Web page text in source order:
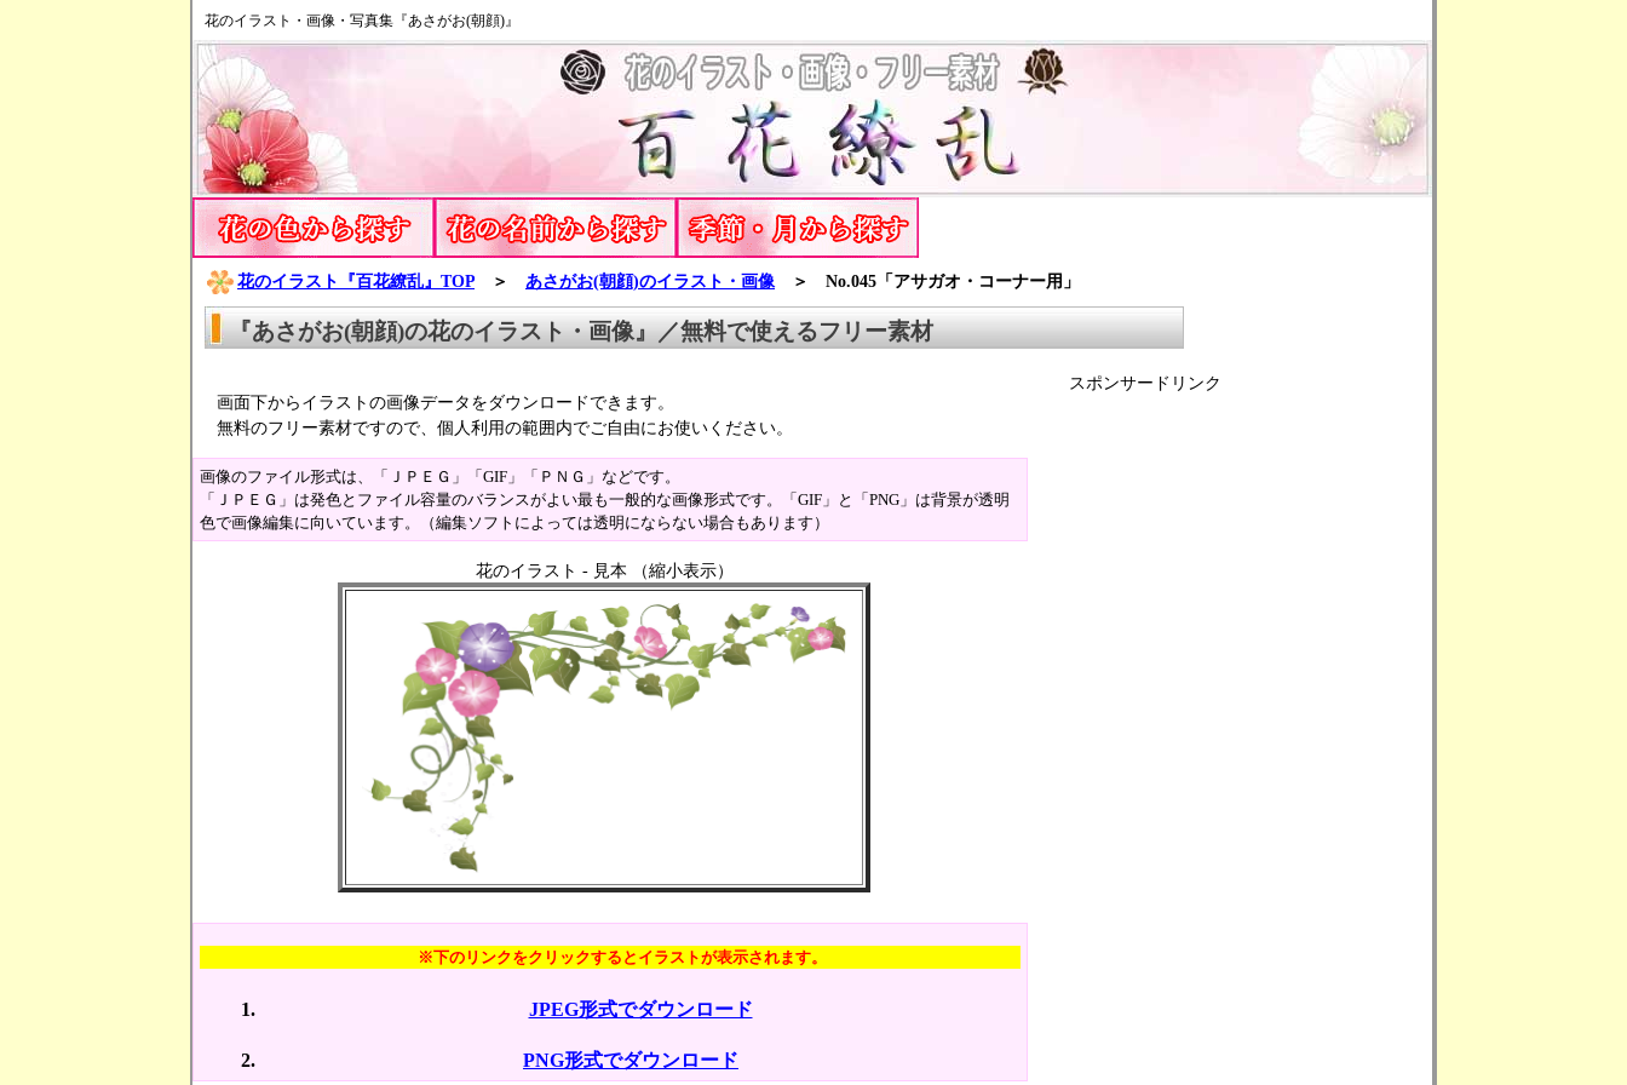
花のイラスト・画像・写真集『あさがお(朝顔)』
花のイラスト『百花繚乱』TOP ＞ あさがお(朝顔)のイラスト・画像 ＞ No.045「アサガオ・コーナー用」
『あさがお(朝顔)の花のイラスト・画像』／無料で使えるフリー素材
スポンサードリンク
画面下からイラストの画像データをダウンロードできます。
無料のフリー素材ですので、個人利用の範囲内でご自由にお使いください。
画像のファイル形式は、「ＪＰＥＧ」「GIF」「ＰＮＧ」などです。
「ＪＰＥＧ」は発色とファイル容量のバランスがよい最も一般的な画像形式です。「GIF」と「PNG」は背景が透明
色で画像編集に向いています。（編集ソフトによっては透明にならない場合もあります）
花のイラスト - 見本 （縮小表示）
※下のリンクをクリックするとイラストが表示されます。
JPEG形式でダウンロード
PNG形式でダウンロード